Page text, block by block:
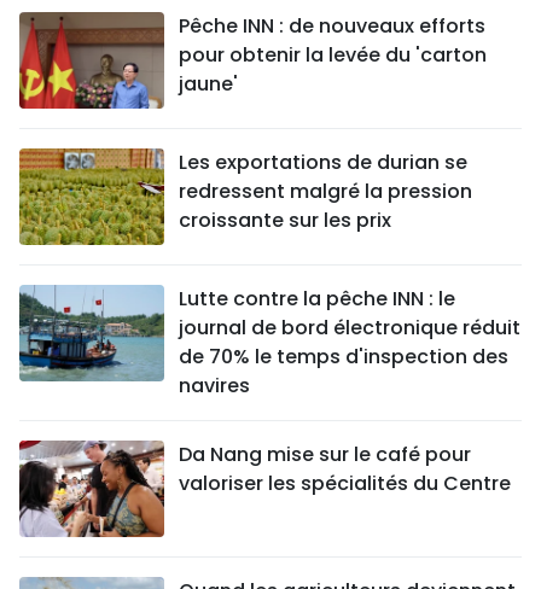
Pêche INN : de nouveaux efforts
pour obtenir la levée du 'carton
jaune'
Les exportations de durian se
redressent malgré la pression
croissante sur les prix
Lutte contre la pêche INN : le
journal de bord électronique réduit
de 70% le temps d'inspection des
navires
Da Nang mise sur le café pour
valoriser les spécialités du Centre